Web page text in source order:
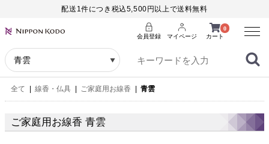
配送1件につき税込5,500円以上で送料無料
0
カート
会員登録 マイページ
Menu
全て 線香・仏具 ご家庭用お線香 青雲
ご家庭用お線香 青雲